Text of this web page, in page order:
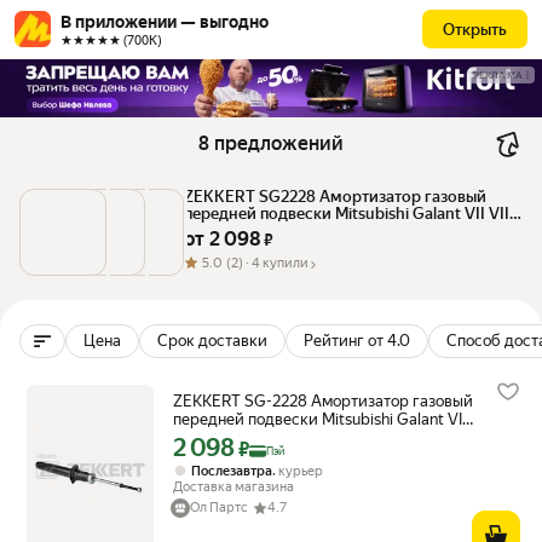
В приложении — выгодно
★★★★★ (700К)
Открыть
РЕКЛАМА
8 предложений
ZEKKERT SG2228 Амортизатор газовый
передней подвески Mitsubishi Galant VII VIII
92-
от 2 098 ₽
5.0 (2) · 4 купили
Цена Срок доставки Рейтинг от 4.0 Способ
ZEKKERT SG-2228 Амортизатор газовый
передней подвески Mitsubishi Galant VII
VIII 92-
Цена с картой Яндекс Пэй 2098 ₽ вместо
2 098₽ Пэй
Послезавтра, курьер
Доставка магазина
Ол Партс
4.7